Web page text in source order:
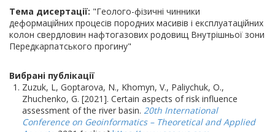
Тема дисертації: "Геолого-фізичні чинники
деформаційних процесів породних масивів і експлуатаційних
колон свердловин нафтогазових родовищ Внутрішньої зони
Передкарпатського прогину"
Вибрані публікації
Zuzuk, L, Goptarova, N., Khomyn, V., Paliychuk, O.,
Zhuchenko, G. [2021]. Certain aspects of risk influence
assessment of the river basin. 20th International
Conference on Geoinformatics – Theoretical and Applied